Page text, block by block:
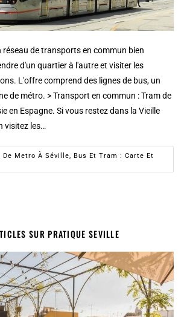
réseau de transports en commun bien
d'un quartier à l'autre et visiter les
L'offre comprend des lignes de bus, un
de métro. > Transport en commun : Tram de
en Espagne. Si vous restez dans la Vieille
visitez les…
Metro À Séville, Bus Et Tram : Carte Et
SUR PRATIQUE SEVILLE